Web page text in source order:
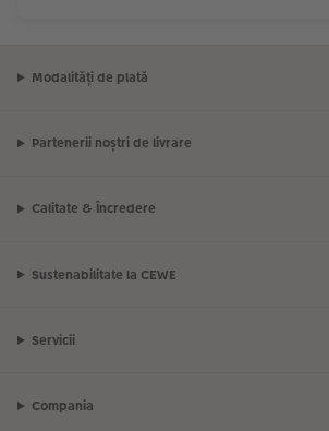
Modalități de plată
Partenerii noștri de livrare
Calitate & Încredere
Sustenabilitate la CEWE
Servicii
Compania